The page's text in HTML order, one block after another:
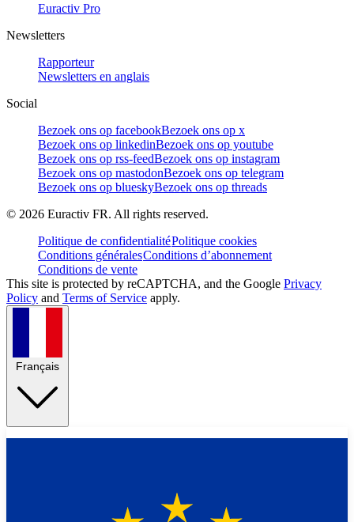
Euractiv Pro
Newsletters
Rapporteur
Newsletters en anglais
Social
Bezoek ons op facebookBezoek ons op x
Bezoek ons op linkedinBezoek ons op youtube
Bezoek ons op rss-feedBezoek ons op instagram
Bezoek ons op mastodonBezoek ons op telegram
Bezoek ons op blueskyBezoek ons op threads
© 2026 Euractiv FR. All rights reserved.
Politique de confidentialitéPolitique cookies
Conditions généralesConditions d’abonnement
Conditions de vente
This site is protected by reCAPTCHA, and the Google Privacy
Policy and Terms of Service apply.
Français